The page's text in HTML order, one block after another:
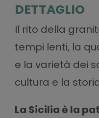
DETTAGLIO
Il rito della
tempi lenti, la
e la varietà dei
cultura e la
La Sicilia è la